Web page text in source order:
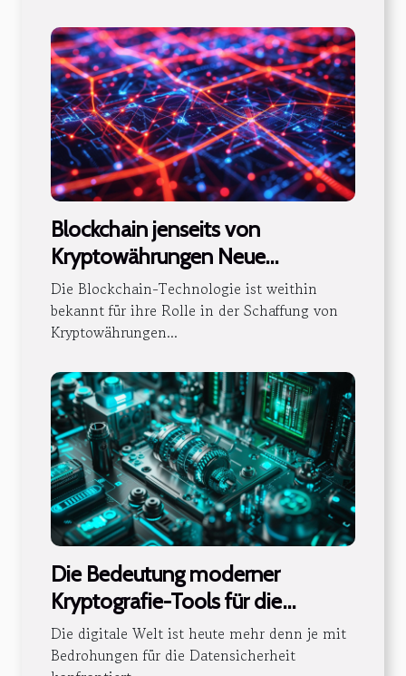
Blockchain jenseits von
Kryptowährungen Neue
Anwendungen und Potenziale für
die Industrie
Die Blockchain-Technologie ist weithin
bekannt für ihre Rolle in der Schaffung von
Kryptowährungen...
Die Bedeutung moderner
Kryptografie-Tools für die
Datensicherheit
Die digitale Welt ist heute mehr denn je mit
Bedrohungen für die Datensicherheit